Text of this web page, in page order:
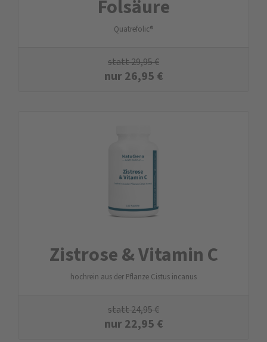
Folsäure
Quatrefolic®
statt29,95€
nur26,95 €
Zistrose & Vitamin C
hochrein aus der Pflanze Cistus incanus
statt24,95€
nur22,95 €